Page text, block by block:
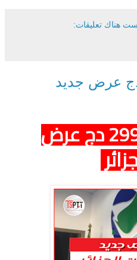
هناك تعليقات:
ميقا بـــــ 2999 دج عرض جديد
100 ميقا بـــــ 2999 دج عرض